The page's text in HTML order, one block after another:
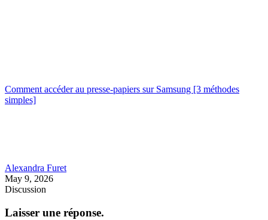
Comment accéder au presse-papiers sur Samsung [3 méthodes
simples]
Alexandra Furet
May 9, 2026
Discussion
Laisser une réponse.